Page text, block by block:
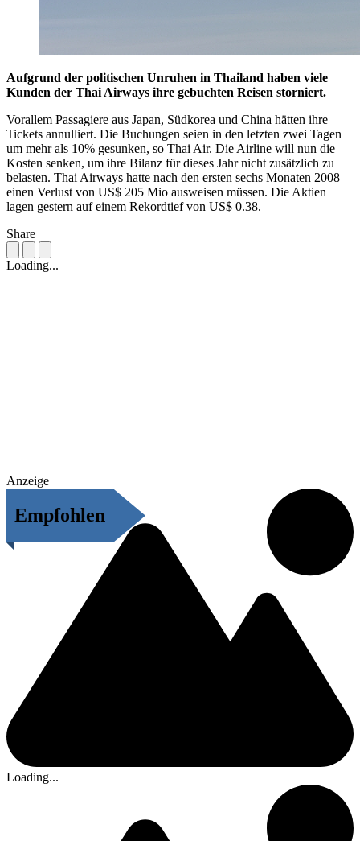
Aufgrund der politischen Unruhen in Thailand haben viele
Kunden der Thai Airways ihre gebuchten Reisen storniert.
Vorallem Passagiere aus Japan, Südkorea und China hätten ihre
Tickets annulliert. Die Buchungen seien in den letzten zwei Tagen
um mehr als 10% gesunken, so Thai Air. Die Airline will nun die
Kosten senken, um ihre Bilanz für dieses Jahr nicht zusätzlich zu
belasten. Thai Airways hatte nach den ersten sechs Monaten 2008
einen Verlust von US$ 205 Mio ausweisen müssen. Die Aktien
lagen gestern auf einem Rekordtief von US$ 0.38.
Share
Loading...
Anzeige
Empfohlen
Loading...